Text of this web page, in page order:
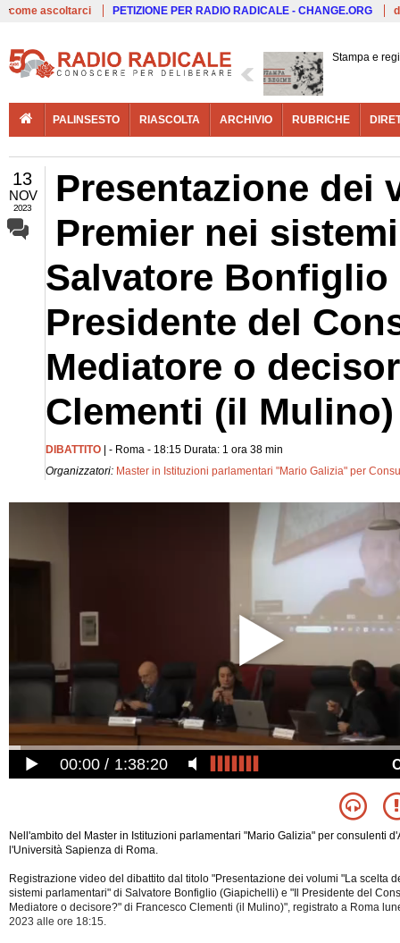
come ascoltarci PETIZIONE PER RADIO RADICALE - CHANGE.ORG
Stampa e
PALINSESTO RIASCOLTA ARCHIVIO RUBRICHE
13
NOV
2023
Presentazione dei
Premier nei
Salvatore
Presidente del
Mediatore o
Clementi (il Mulino)
DIBATTITO | - Roma - 18:15 Durata: 1 ora 38 min
Organizzatori: Master in Istituzioni parlamentari "Mario Galizia" per
00:00 1:38:20
Nell'ambito del Master in Istituzioni parlamentari "Mario Galizia" per consulenti
l'Università Sapienza di Roma.
Registrazione video del dibattito dal titolo "Presentazione dei volumi "La scelta
sistemi parlamentari" di Salvatore Bonfiglio (Giapichelli) e "Il Presidente del
Mediatore o decisore?" di Francesco Clementi (il Mulino)", registrato a Roma
2023 alle ore 18:15.